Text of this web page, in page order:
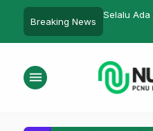
Breaking News
Selalu Ada
menu